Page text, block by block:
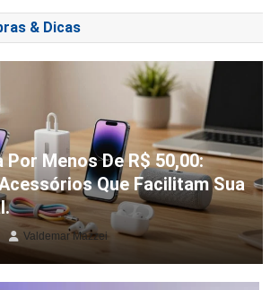
& Dicas
Que Facilitam Sua
Valdemar Mazzei